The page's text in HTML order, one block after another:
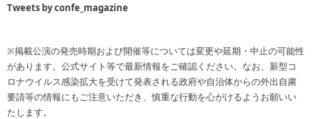
Tweets by confe_magazine
※掲載公演の発売時期および開催等については変更や延期・中止の可能性
があります。公式サイト等で最新情報をご確認ください。なお、新型コ
ロナウイルス感染拡大を受けて発表される政府や自治体からの外出自粛
要請等の情報にもご注意いただき、慎重な行動を心がけるようお願いい
たします。